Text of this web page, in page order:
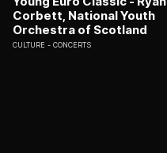
Corbett, National Youth
Orchestra of Scotland
CULTURE CONCERTS